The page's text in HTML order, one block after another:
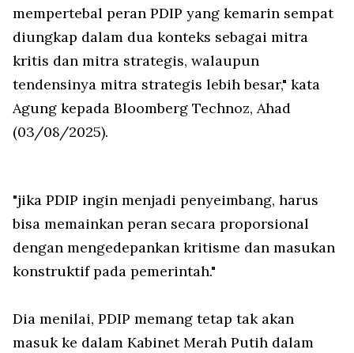
mempertebal peran PDIP yang kemarin sempat
diungkap dalam dua konteks sebagai mitra
kritis dan mitra strategis, walaupun
tendensinya mitra strategis lebih besar," kata
Agung kepada Bloomberg Technoz, Ahad
(03/08/2025).
"jika PDIP ingin menjadi penyeimbang, harus
bisa memainkan peran secara proporsional
dengan mengedepankan kritisme dan masukan
konstruktif pada pemerintah."
Dia menilai, PDIP memang tetap tak akan
masuk ke dalam Kabinet Merah Putih dalam